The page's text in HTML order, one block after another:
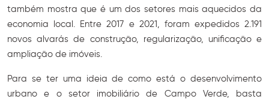
também mostra que é um dos setores mais aquecidos da
economia local. Entre 2017 e 2021, foram expedidos 2.191
novos alvarás de construção, regularização, unificação e
ampliação de imóveis.
Para se ter uma ideia de como está o desenvolvimento
urbano e o setor imobiliário de Campo Verde, basta